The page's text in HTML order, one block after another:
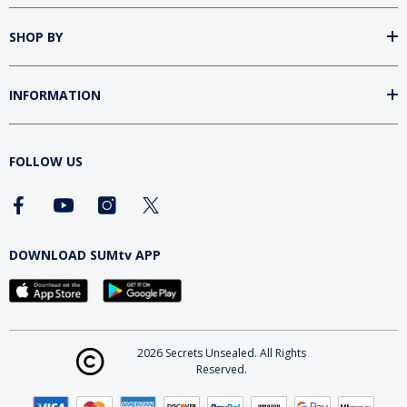
SHOP BY
INFORMATION
FOLLOW US
DOWNLOAD SUMtv APP
2026 Secrets Unsealed. All Rights
Reserved.